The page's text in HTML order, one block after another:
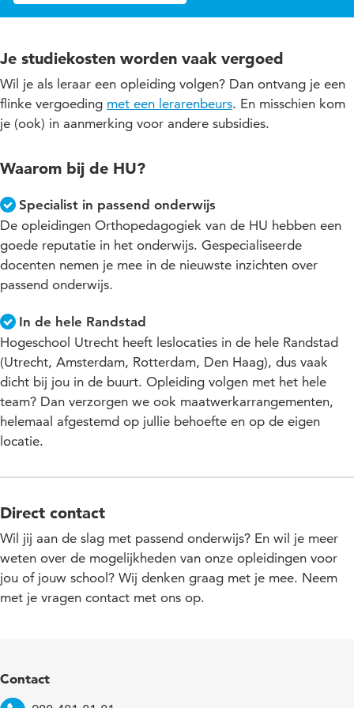
Je studiekosten worden vaak vergoed
Wil je als leraar een opleiding volgen? Dan ontvang je een
flinke vergoeding met een lerarenbeurs. En misschien kom
je (ook) in aanmerking voor andere subsidies.
Waarom bij de HU?
Specialist in passend onderwijs
De opleidingen Orthopedagogiek van de HU hebben een
goede reputatie in het onderwijs. Gespecialiseerde
docenten nemen je mee in de nieuwste inzichten over
passend onderwijs.
In de hele Randstad
Hogeschool Utrecht heeft leslocaties in de hele Randstad
(Utrecht, Amsterdam, Rotterdam, Den Haag), dus vaak
dicht bij jou in de buurt. Opleiding volgen met het hele
team? Dan verzorgen we ook maatwerkarrangementen,
helemaal afgestemd op jullie behoefte en op de eigen
locatie.
Direct contact
Wil jij aan de slag met passend onderwijs? En wil je meer
weten over de mogelijkheden van onze opleidingen voor
jou of jouw school? Wij denken graag met je mee. Neem
met je vragen contact met ons op.
Contact